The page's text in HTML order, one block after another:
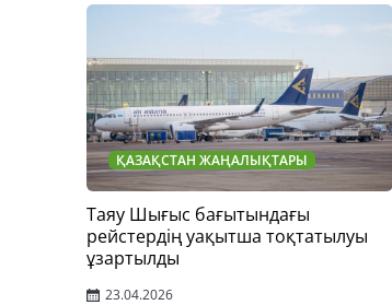
ҚАЗАҚСТАН ЖАҢАЛЫҚТАРЫ
Таяу Шығыс бағытындағы
рейстердің уақытша тоқтатылуы
ұзартылды
23.04.2026